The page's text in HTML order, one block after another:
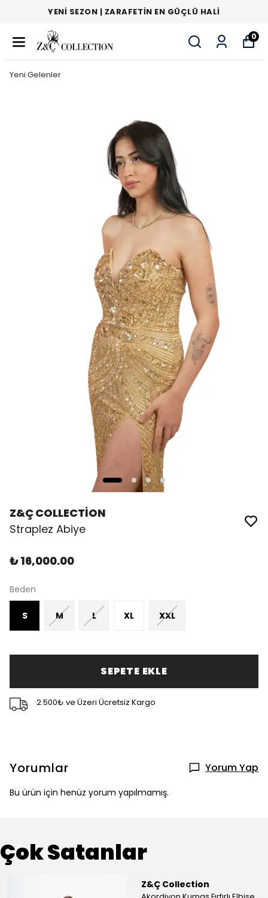
YENI SEZON | ZARAFETIN EN GÜÇLÜ HALI
0
Yeni Gelenler
Z&Ç COLLECTİON
Straplez Abiye
₺ 16,000.00
Beden
S M L XL XXL
SEPETE EKLE
2.500₺ ve Üzeri Ücretsiz Kargo
Yorumlar Yorum Yap
Bu ürün için henüz yorum yapılmamış.
Çok Satanlar
Z&Ç Collection